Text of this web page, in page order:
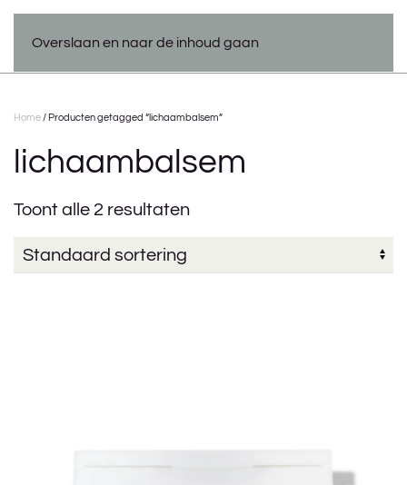
Overslaan en naar de inhoud gaan
Home / Producten getagged “lichaambalsem”
lichaambalsem
Toont alle 2 resultaten